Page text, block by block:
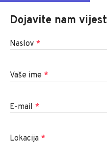
Dojavite nam vijest
Naslov *
Vaše ime *
E-mail *
Lokacija *